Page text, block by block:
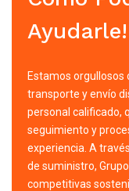
Ayudarle!
Estamos orgullosos
transporte y envío
personal calificado,
seguimiento y
experiencia. A
de suministro,
competitivas